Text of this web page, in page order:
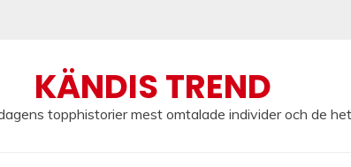
KÄNDIS TREND
topphistorier mest omtalade individer och de